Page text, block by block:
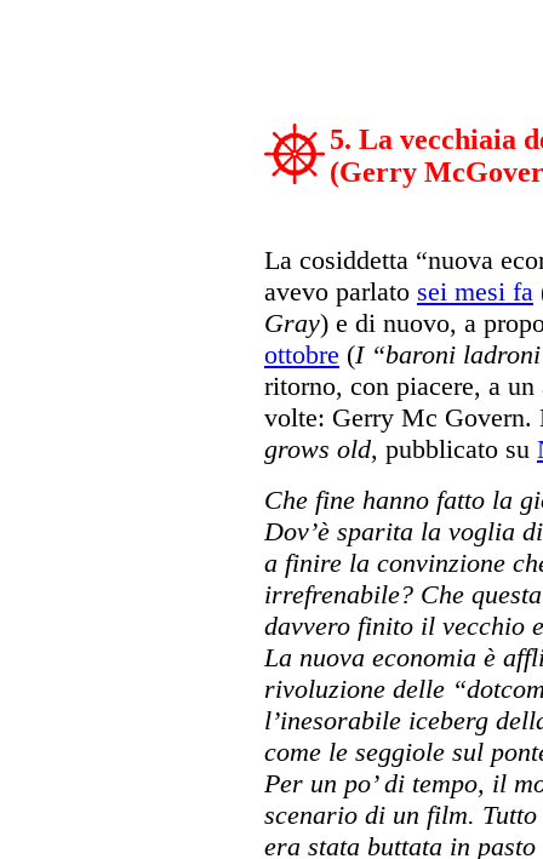
5. La vecchiaia
(Gerry
La cosiddetta “nuova
avevo parlato sei mesi fa
Gray) e di nuovo, a
ottobre (I “baroni
ritorno, con piacere, a
volte: Gerry Mc
grows old, pubblicato su
Che fine hanno fatto la
Dov’è sparita la voglia
a finire la convinzione
irrefrenabile? Che
davvero finito il vecchio
La nuova economia è
rivoluzione delle
l’inesorabile iceberg
come le seggiole sul
Per un po’ di tempo, il
scenario di un film.
era stata buttata in